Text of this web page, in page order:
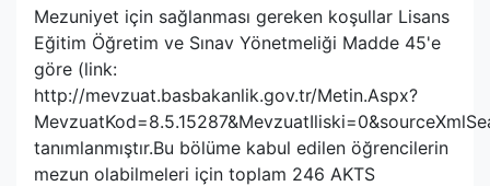
Mezuniyet için sağlanması gereken koşullar Lisans
Eğitim Öğretim ve Sınav Yönetmeliği Madde 45'e
göre (link:
http://mevzuat.basbakanlik.gov.tr/Metin.Aspx?
tanımlanmıştır.Bu bölüme kabul edilen öğrencilerin
mezun olabilmeleri için toplam 246 AKTS